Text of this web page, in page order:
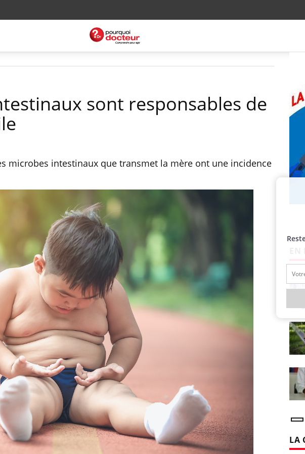
sont responsables de
microbes intestinaux que transmet la mère ont une incidence
Cancer colorectal : une
stratégie simple aurait
changé la donne au Pays
basque
Chikungunya, dengue,
West Nile : que se passe-
t-il dans le sud de la
France ?
Les médicaments GLP-1
protègent-ils aussi les os
?
LA